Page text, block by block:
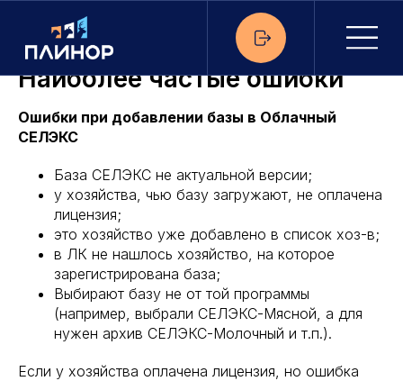
Наиболее частые ошибки
Ошибки при добавлении базы в Облачный
СЕЛЭКС
База СЕЛЭКС не актуальной версии;
у хозяйства, чью базу загружают, не оплачена
лицензия;
это хозяйство уже добавлено в список хоз-в;
в ЛК не нашлось хозяйство, на которое
зарегистрирована база;
Выбирают базу не от той программы
(например, выбрали СЕЛЭКС-Мясной, а для
нужен архив СЕЛЭКС-Молочный и т.п.).
Если у хозяйства оплачена лицензия, но ошибка